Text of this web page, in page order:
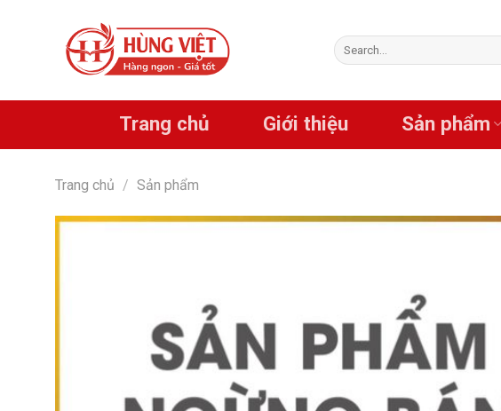
Search
for:
Trang chủ Giới thiệu Sản phẩm
Trang chủ / Sản phẩm